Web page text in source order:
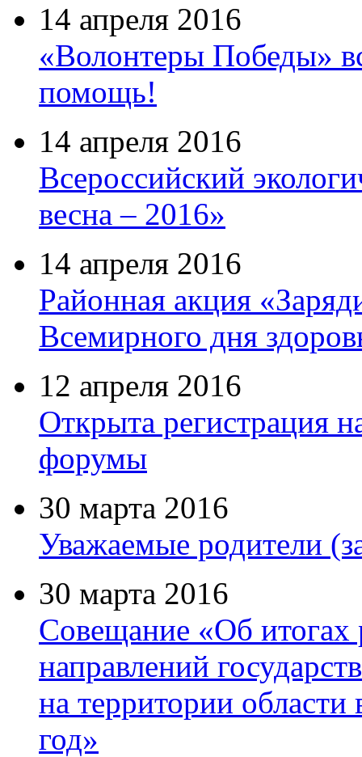
14 апреля 2016
«Волонтеры Победы»
помощь!
14 апреля 2016
Всероссийский
весна – 2016»
14 апреля 2016
Районная акция
Всемирного дня
12 апреля 2016
Открыта регистрация
форумы
30 марта 2016
Уважаемые родители
30 марта 2016
Совещание «Об итогах
направлений
на территории области
год»